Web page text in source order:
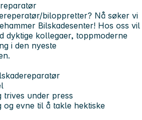
biloppretter? Nå søker vi
Bilskadesenter! Hos oss vil
dyktige kollegaer, toppmoderne
i den nyeste
trives under press
og evne til å takle hektiske